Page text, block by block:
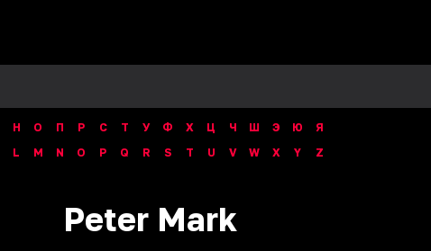
Н О П Р С Т У Ф Х Ц Ч Ш Э Ю
Я
L M N O P Q R S T U V W X Y Z
Peter Mark